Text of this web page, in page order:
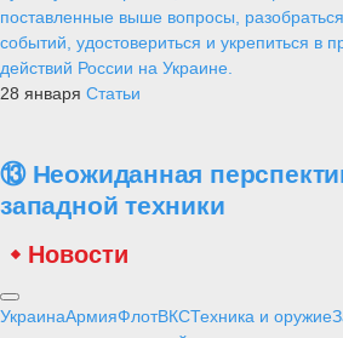
поставленные выше вопросы,
событий, удостовериться и укрепиться в
действий России на Украине.
28 января Статьи
⑬ Неожиданная
западной техники
Новости
УкраинаАрмияФлотВКСТехника и оружие